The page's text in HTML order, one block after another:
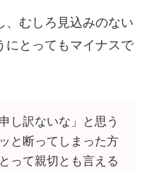
、むしろ見込みのない
にとってもマイナスで
し訳ないな」と思う
と断ってしまった方
って親切とも言える